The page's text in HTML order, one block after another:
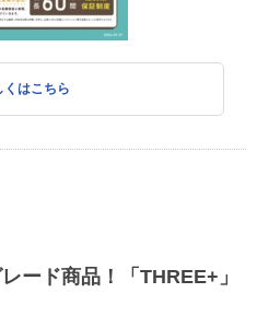
くはこちら
ード商品！「THREE+」